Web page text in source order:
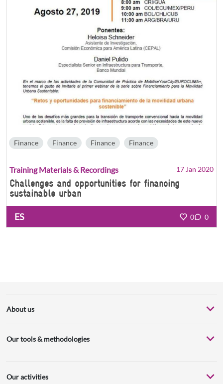
Finance Finance Finance Finance
Training Materials & Recordings 17 Jan 2020
Challenges and opportunities for financing
sustainable urban
ES 0 0
About us
Our tools & methodologies
Our activities